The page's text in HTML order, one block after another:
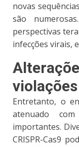
novas
são
perspectivas
infecções virais,
Entretanto, o
atenuado
importantes.
CRISPR-Cas9